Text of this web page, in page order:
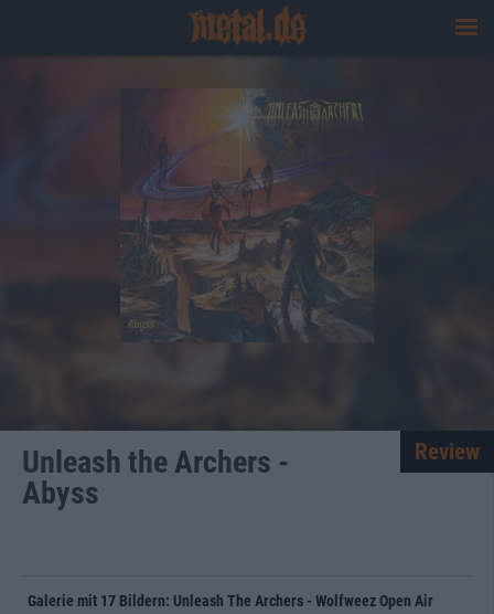
Unleash the Archers -
Abyss
Review
Galerie mit 17 Bildern: Unleash The Archers - Wolfweez Open Air